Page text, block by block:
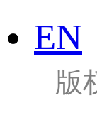
EN
版